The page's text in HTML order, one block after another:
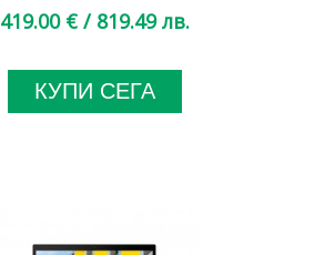
419.00 € / 819.49 лв.
КУПИ СЕГА